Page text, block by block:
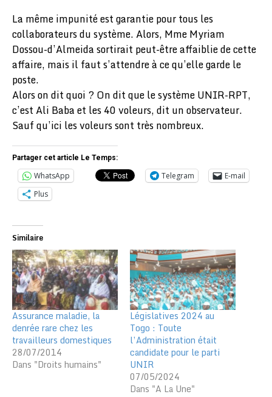
La même impunité est garantie pour tous les
collaborateurs du système. Alors, Mme Myriam
Dossou-d’Almeida sortirait peut-être affaiblie de cette
affaire, mais il faut s’attendre à ce qu’elle garde le
poste.
Alors on dit quoi ? On dit que le système UNIR-RPT,
c’est Ali Baba et les 40 voleurs, dit un observateur.
Sauf qu’ici les voleurs sont très nombreux.
Partager cet article Le Temps:
WhatsApp Telegram
E-mail
Plus
Similaire
Assurance maladie, la
denrée rare chez les
travailleurs domestiques
28/07/2014
Dans "Droits humains"
Législatives 2024 au
Togo : Toute
l’Administration était
candidate pour le parti
UNIR
07/05/2024
Dans "A La Une"